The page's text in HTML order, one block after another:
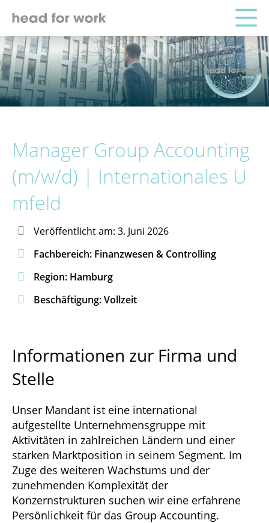
Manager Group Accounting
(m/w/d) | Internationales U
mfeld
 Veröffentlicht am: 3. Juni 2026
 Fachbereich: Finanzwesen & Controlling
 Region: Hamburg
 Beschäftigung: Vollzeit
Informationen zur Firma und
Stelle
Unser Mandant ist eine international
aufgestellte Unternehmensgruppe mit
Aktivitäten in zahlreichen Ländern und einer
starken Marktposition in seinem Segment. Im
Zuge des weiteren Wachstums und der
zunehmenden Komplexität der
Konzernstrukturen suchen wir eine erfahrene
Persönlichkeit für das Group Accounting.